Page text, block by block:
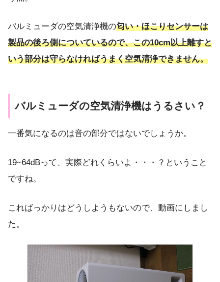
バルミューダの空気清浄機の匂い・ほこりセンサーは
製品の後ろ側についているので、この10cm以上離すと
いう部分は守らなければうまく空気清浄できません。
バルミューダの空気清浄機はうるさい？
一番気になるのは音の部分ではないでしょうか。
19~64dBって、実際どれくらいよ・・・？ということ
ですね。
こればっかりはどうしようもないので、動画にしまし
た。